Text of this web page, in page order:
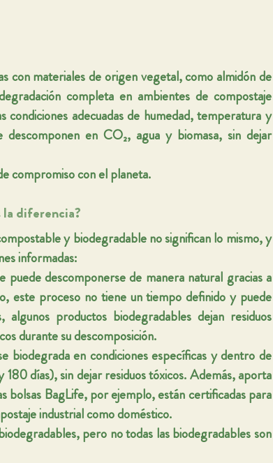
con materiales de origen vegetal, como almidón de
completa en ambientes de compostaje
condiciones adecuadas de humedad, temperatura y
descomponen en CO₂, agua y biomasa, sin dejar
compromiso con el planeta.
diferencia?
y biodegradable no significan lo mismo, y
informadas:
descomponerse de manera natural gracias a
este proceso no tiene un tiempo definido y puede
productos biodegradables dejan residuos
durante su descomposición.
biodegrada en condiciones específicas y dentro de
180 días), sin dejar residuos tóxicos. Además, aporta
bolsas BagLife, por ejemplo, están certificadas para
industrial como doméstico.
pero no todas las biodegradables son